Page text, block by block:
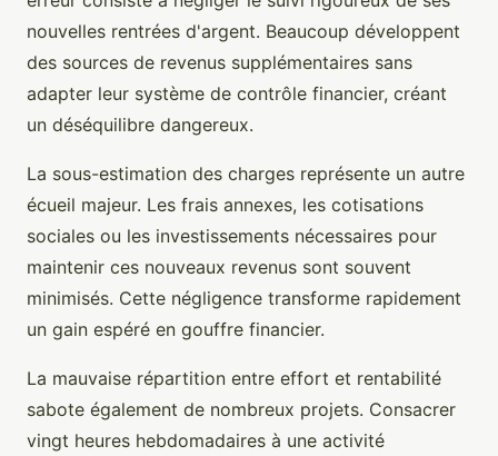
nouvelles rentrées d'argent. Beaucoup développent
des sources de revenus supplémentaires sans
adapter leur système de contrôle financier, créant
un déséquilibre dangereux.
La sous-estimation des charges représente un autre
écueil majeur. Les frais annexes, les cotisations
sociales ou les investissements nécessaires pour
maintenir ces nouveaux revenus sont souvent
minimisés. Cette négligence transforme rapidement
un gain espéré en gouffre financier.
La mauvaise répartition entre effort et rentabilité
sabote également de nombreux projets. Consacrer
vingt heures hebdomadaires à une activité